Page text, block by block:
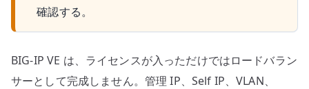
確認する。
BIG-IP VE は、ライセンスが入っただけではロードバラン
サーとして完成しません。管理 IP、Self IP、VLAN、